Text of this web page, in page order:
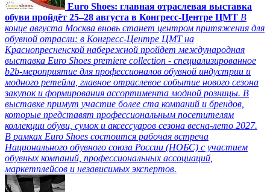
Euro Shoes: главная отраслевая выставка
обуви пройдёт 25–28 августа в Конгресс‑Центре ЦМТ В
конце августа Москва вновь станет центром притяжения для
обувной отрасли: в Конгресс-Центре ЦМТ на
Краснопресненской набережной пройдет международная
выставка Euro Shoes premiere collection - специализированное
b2b-мероприятие для профессионалов обувной индустрии и
модного ретейла, главное отраслевое событие нового сезона
закупок и формирования ассортимента модной розницы. В
выставке примут участие более ста компаний и брендов,
которые представят профессиональным посетителям
коллекции обуви, сумок и аксессуаров сезона весна-лето 2027.
В рамках Euro Shoes состоится рабочая встреча
Национального обувного союза России (НОБС) с участием
обувных компаний, профессиональных ассоциаций,
маркетплейсов и независимых экспертов.